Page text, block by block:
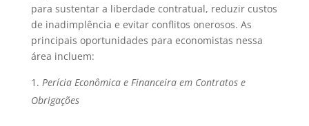
para sustentar a liberdade contratual, reduzir custos
de inadimplência e evitar conflitos onerosos. As
principais oportunidades para economistas nessa
área incluem:
Perícia Econômica e Financeira em Contratos e
Obrigações